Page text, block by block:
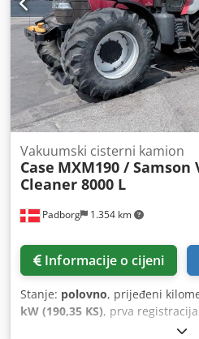
Padborg 1.354 km
Vakuumski cisterni kamion
Case MXM190 / Samson
Cleaner 8000 L
Informacije o cijeni
Stanje: polovno, prijeđeni
kW (190,35 KS), prva
2004,